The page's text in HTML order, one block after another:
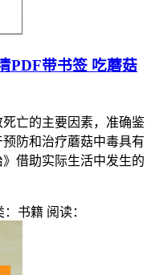
PDF带书签 吃蘑菇
亡的主要因素，准确鉴
防和治疗蘑菇中毒具有
借助实际生活中发生的
：书籍 阅读：